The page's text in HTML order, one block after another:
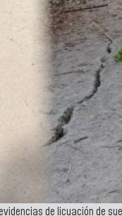
de licuación de